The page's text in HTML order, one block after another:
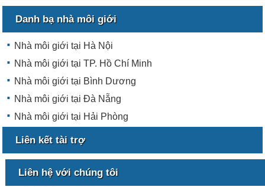
Danh bạ nhà môi giới
Nhà môi giới tại Hà Nội
Nhà môi giới tại TP. Hồ Chí Minh
Nhà môi giới tại Bình Dương
Nhà môi giới tại Đà Nẵng
Nhà môi giới tại Hải Phòng
Liên kết tài trợ
Liên hệ với chúng tôi